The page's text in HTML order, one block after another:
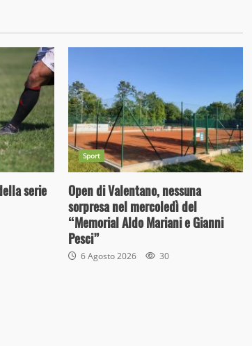
serie
Sport
Open di Valentano, nessuna
sorpresa nel mercoledì del
“Memorial Aldo Mariani e Gianni
Pesci”
6 Agosto 2026 30